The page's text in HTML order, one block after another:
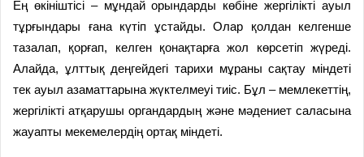
Ең өкініштісі – мұндай орындарды көбіне жергілікті ауыл
тұрғындары ғана күтіп ұстайды. Олар қолдан келгенше
тазалап, қорғап, келген қонақтарға жол көрсетіп жүреді.
Алайда, ұлттық деңгейдегі тарихи мұраны сақтау міндеті
тек ауыл азаматтарына жүктелмеуі тиіс. Бұл – мемлекеттің,
жергілікті атқарушы органдардың және мәдениет саласына
жауапты мекемелердің ортақ міндеті.